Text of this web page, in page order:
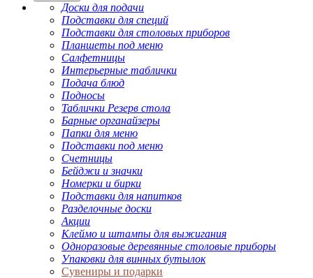
Доски для подачи
Подставки для специй
Подставки для столовых приборов
Планшеты под меню
Салфетницы
Интерьерные таблички
Подача блюд
Подносы
Таблички Резерв стола
Барные органайзеры
Папки для меню
Подставки под меню
Счетницы
Бейджи и значки
Номерки и бирки
Подставки для напитков
Разделочные доски
Акции
Клеймо и штампы для выжигания
Одноразовые деревянные столовые приборы
Упаковки для винных бутылок
Сувениры и подарки